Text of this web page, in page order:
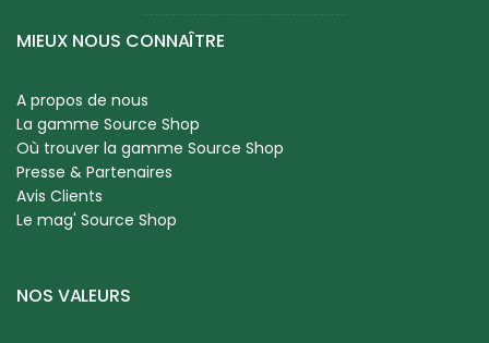
MIEUX NOUS CONNAÎTRE
A propos de nous
La gamme Source Shop
Où trouver la gamme Source Shop
Presse & Partenaires
Avis Clients
Le mag' Source Shop
NOS VALEURS